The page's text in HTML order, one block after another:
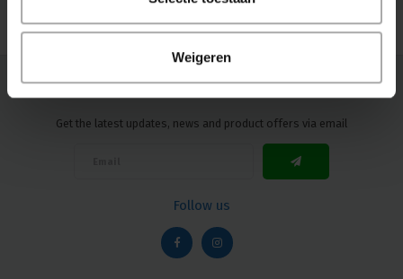
Weigeren
Get the latest updates, news and product offers via email
Follow us